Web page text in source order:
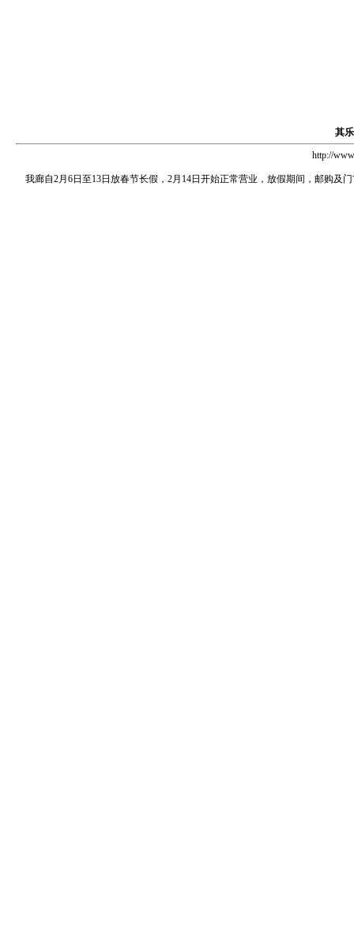
其
http://
我廊自2月6日至13日放春节长假，2月14日开始正常营业，放假期间，邮购及